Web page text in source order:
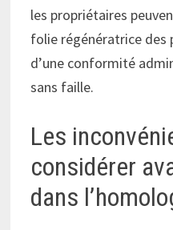
les propriétaires
folie régénératrice des
d’une conformité
sans faille.
Les
considérer
dans